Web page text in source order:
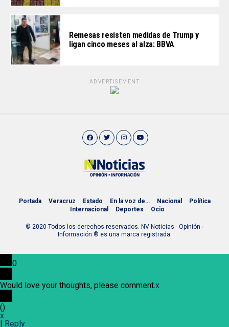
Remesas resisten medidas de Trump y
ligan cinco meses al alza: BBVA
ADVERTISEMENT
Portada Veracruz Estado En la voz de… Nacional
Política
Internacional
Deportes Ocio
© 2020 Todos los derechos reservados. NV Noticias - Opinión ∙
Información ® es una marca registrada.
0
Would love your thoughts, please comment.x
()
x
| Reply